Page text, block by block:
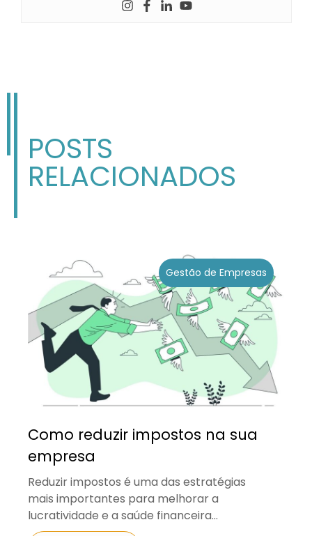
POSTS
RELACIONADOS
Gestão de Empresas
Como reduzir impostos na sua
empresa
Reduzir impostos é uma das estratégias
mais importantes para melhorar a
lucratividade e a saúde financeira...